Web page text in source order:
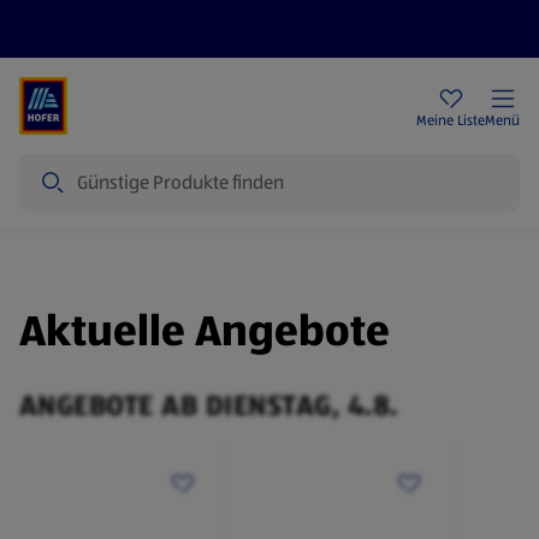
Meine ListeMenü
Aktuelle Angebote
ANGEBOTE AB DIENSTAG, 4.8.